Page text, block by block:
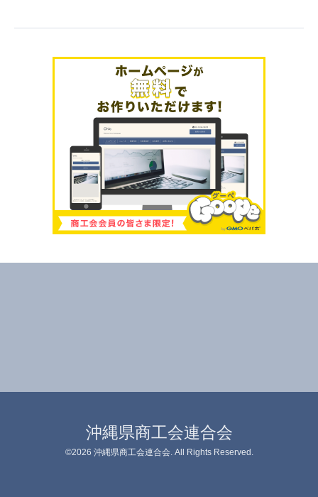
沖縄県商工会連合会
©2026 沖縄県商工会連合会. All Rights Reserved.